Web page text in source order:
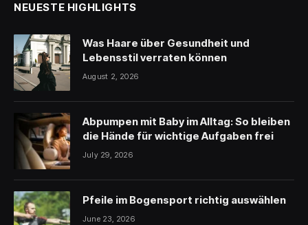
NEUESTE HIGHLIGHTS
Was Haare über Gesundheit und
Lebensstil verraten können
August 2, 2026
Abpumpen mit Baby im Alltag: So bleiben
die Hände für wichtige Aufgaben frei
July 29, 2026
Pfeile im Bogensport richtig auswählen
June 23, 2026